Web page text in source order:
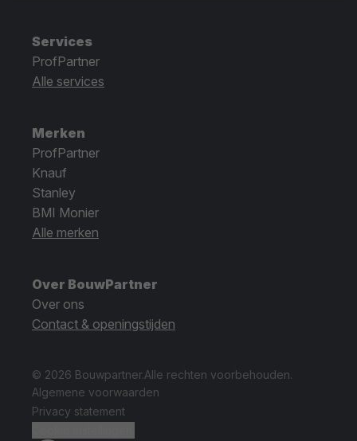
Services
ProfPartner
Alle services
Merken
ProfPartner
Knauf
Stanley
BMI Monier
Alle merken
Over BouwPartner
Over ons
Contact & openingstijden
© 2026 Bouwpartner.Alle rechten voorbehouden.
Algemene voorwaarden
Privacy statement